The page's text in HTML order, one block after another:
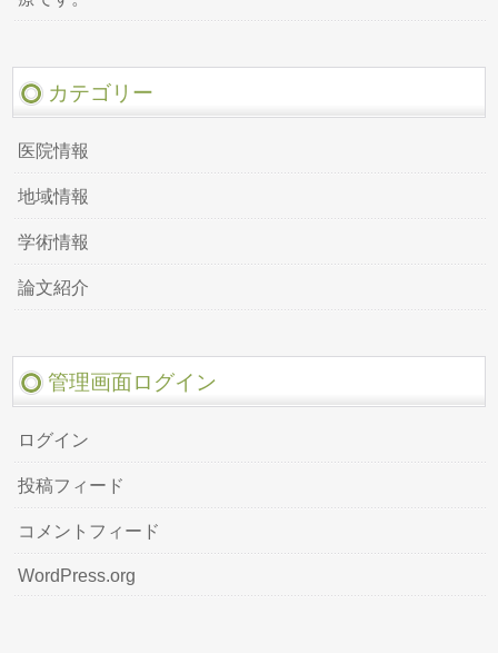
カテゴリー
医院情報
地域情報
学術情報
論文紹介
管理画面ログイン
ログイン
投稿フィード
コメントフィード
WordPress.org